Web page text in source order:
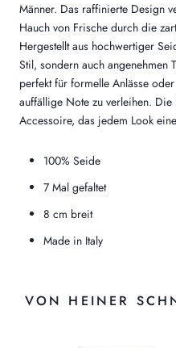
Männer. Das raffinierte Design
Hauch von Frische durch die
Hergestellt aus hochwertiger
Stil, sondern auch angenehmen
perfekt für formelle Anlässe
auffällige Note zu verleihen.
Accessoire, das jedem Look
100% Seide
7 Mal gefaltet
8 cm breit
Made in Italy
VON HEINER